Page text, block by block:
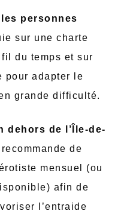
personnes
sur une charte
du temps et sur
pour adapter le
grande difficulté.
dehors de l’Île-de-
de
mensuel (ou
afin de
l’entraide